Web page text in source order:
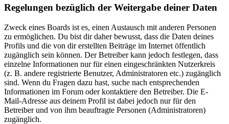
Regelungen bezüglich der Weitergabe deiner Daten
Zweck eines Boards ist es, einen Austausch mit anderen Personen
zu ermöglichen. Du bist dir daher bewusst, dass die Daten deines
Profils und die von dir erstellten Beiträge im Internet öffentlich
zugänglich sein können. Der Betreiber kann jedoch festlegen, dass
einzelne Informationen nur für einen eingeschränkten Nutzerkreis
(z. B. andere registrierte Benutzer, Administratoren etc.) zugänglich
sind. Wenn du Fragen dazu hast, suche nach entsprechenden
Informationen im Forum oder kontaktiere den Betreiber. Die E-
Mail-Adresse aus deinem Profil ist dabei jedoch nur für den
Betreiber und von ihm beauftragte Personen (Administratoren)
zugänglich.